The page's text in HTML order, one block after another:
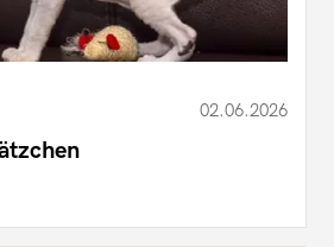
02.06.2026